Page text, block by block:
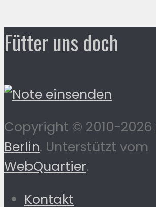
Fütter uns doch
Copyright © 2010-2026
Berlin. Unterstützt vom
WebQuartier.
Kontakt